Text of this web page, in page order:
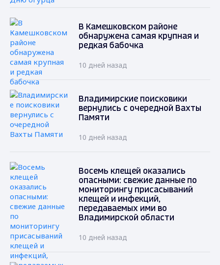
В Камешковском районе
обнаружена самая крупная и
редкая бабочка
10 дней назад
Владимирские поисковики
вернулись с очередной Вахты
Памяти
10 дней назад
Восемь клещей оказались
опасными: свежие данные по
мониторингу присасываний
клещей и инфекций,
передаваемых ими во
Владимирской области
10 дней назад